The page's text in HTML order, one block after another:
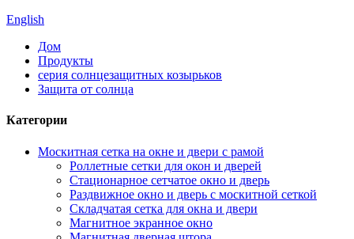
English
Дом
Продукты
серия солнцезащитных козырьков
Защита от солнца
Категории
Москитная сетка на окне и двери с рамой
Роллетные сетки для окон и дверей
Стационарное сетчатое окно и дверь
Раздвижное окно и дверь с москитной сеткой
Складчатая сетка для окна и двери
Магнитное экранное окно